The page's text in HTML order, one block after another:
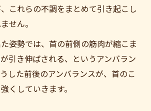
これらの不調をまとめて引き起こし
せん。
姿勢では、首の前側の筋肉が縮こま
引き伸ばされる、というアンバラン
した前後のアンバランスが、首のこ
くしていきます。